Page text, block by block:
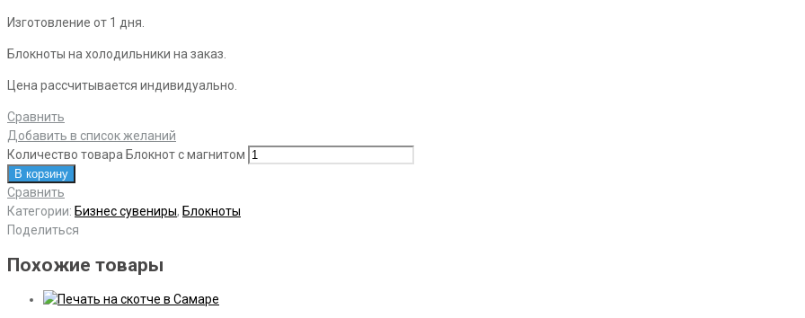
Изготовление от 1 дня.
Блокноты на холодильники на заказ.
Цена рассчитывается индивидуально.
Сравнить
Добавить в список желаний
Количество товара Блокнот с магнитом
В корзину
Сравнить
Категории: Бизнес сувениры, Блокноты
Поделиться
Похожие товары